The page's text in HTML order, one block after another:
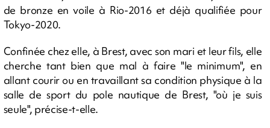
de bronze en voile à Rio-2016 et déjà qualifiée pour
Tokyo-2020.
Confinée chez elle, à Brest, avec son mari et leur fils, elle
cherche tant bien que mal à faire "le minimum", en
allant courir ou en travaillant sa condition physique à la
salle de sport du pole nautique de Brest, "où je suis
seule", précise-t-elle.